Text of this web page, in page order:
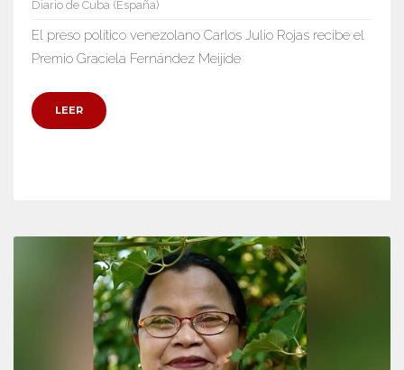
Diario de Cuba (España)
El preso político venezolano Carlos Julio Rojas recibe el
Premio Graciela Fernández Meijide
LEER